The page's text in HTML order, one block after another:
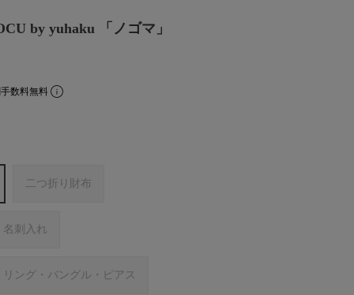
by yuhaku 「ノゴマ」
数料無料
二つ折り財布
名刺入れ
リング・バングル・ピアス